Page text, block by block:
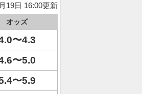
19日 16:00更新
オッズ
〜4.3
〜5.0
〜5.9